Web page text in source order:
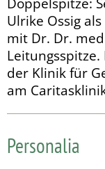
Ulrike Ossig
mit Dr. Dr.
Leitungsspitze.
der Klinik für
am
Personalia